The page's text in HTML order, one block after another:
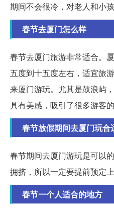
期间不会很冷，对老人和小
春节去厦门怎么样
春节去厦门旅游非常适合。
五度到十五度左右，适宜旅
来厦门游玩。尤其是鼓浪屿
具有美感，吸引了很多游客的
春节放假期间去厦门玩合
春节期间去厦门游玩是可以
拥挤，所以一定要提前预定
春节一个人适合的地方